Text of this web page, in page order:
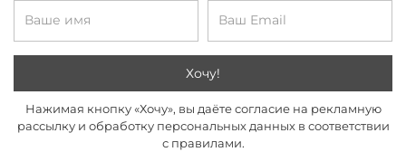
Хочу!
Нажимая кнопку «Хочу», вы даёте согласие на рекламную
рассылку и обработку персональных данных в соответствии
с правилами.